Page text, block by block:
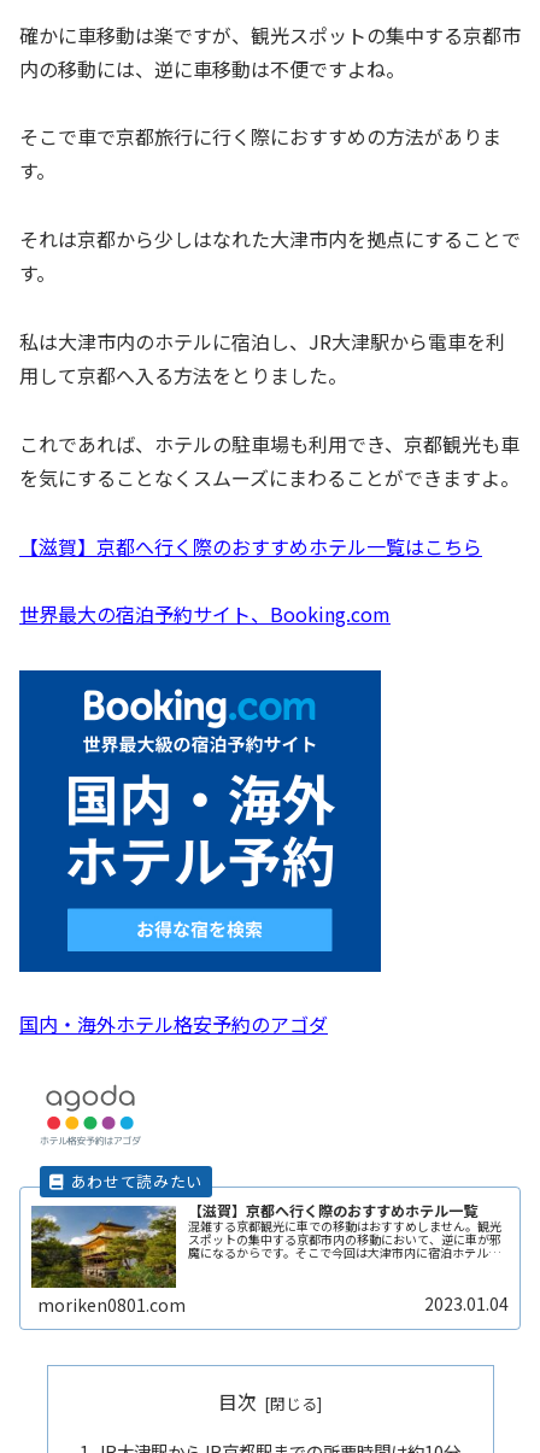
確かに車移動は楽ですが、観光スポットの集中する京都市
内の移動には、逆に車移動は不便ですよね。
そこで車で京都旅行に行く際におすすめの方法がありま
す。
それは京都から少しはなれた大津市内を拠点にすることで
す。
私は大津市内のホテルに宿泊し、JR大津駅から電車を利
用して京都へ入る方法をとりました。
これであれば、ホテルの駐車場も利用でき、京都観光も車
を気にすることなくスムーズにまわることができますよ。
【滋賀】京都へ行く際のおすすめホテル一覧はこちら
世界最大の宿泊予約サイト、Booking.com
国内・海外ホテル格安予約のアゴダ
【滋賀】京都へ行く際のおすすめホテル一覧
混雑する京都観光に車での移動はおすすめしません。観光
スポットの集中する京都市内の移動において、逆に車が邪
魔になるからです。そこで今回は大津市内に宿泊ホテルを
moriken0801.com 2023.01.04
目次